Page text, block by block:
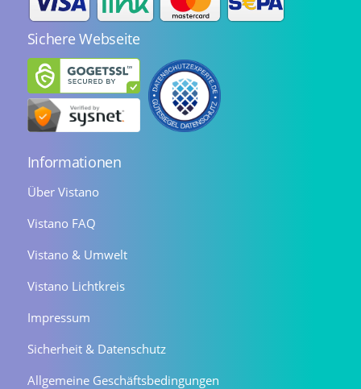
Sichere Webseite
Informationen
Über Vistano
Vistano FAQ
Vistano & Umwelt
Vistano Lichtkreis
Impressum
Sicherheit & Datenschutz
Allgemeine Geschäftsbedingungen